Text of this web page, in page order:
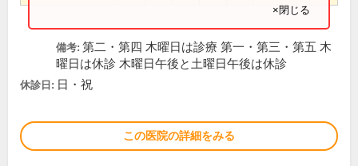
×閉じる
備考: 第二・第四 木曜日は診療 第一・第三・第五 木
曜日は休診 木曜日午後と土曜日午後は休診
休診日: 日・祝
この医院の詳細をみる